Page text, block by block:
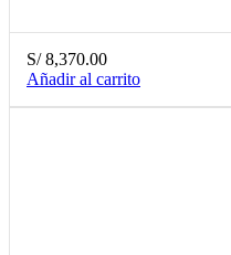
S/8,370.00
Añadir al carrito